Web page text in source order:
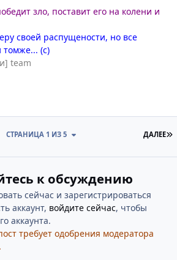
зло, поставит его на колени и
своей распущености, но все
томже... (с)
team
ДАЛЕЕ
СТРАНИЦА 1 ИЗ 5
к обсуждению
сейчас и зарегистрироваться
аккаунт, войдите сейчас, чтобы
аккаунта.
требует одобрения модератора